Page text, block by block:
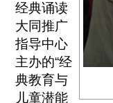
经典诵读
大同推广
指导中心
主办的“经
典教育与
儿童潜能